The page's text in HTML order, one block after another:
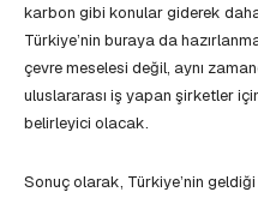
karbon gibi konular giderek
Türkiye’nin buraya da
çevre meselesi değil, aynı
uluslararası iş yapan şirketler
belirleyici olacak.
Sonuç olarak, Türkiye’nin